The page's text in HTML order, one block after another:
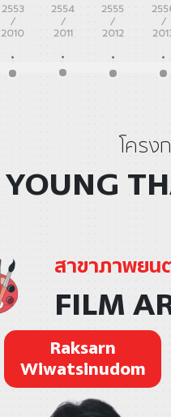
2553
/
2010
2554
/
2011
2555
/
2012
/
โครง
YOUNG
สาขาภาพยน
FILM
Raksarn
Wiwatsinudom